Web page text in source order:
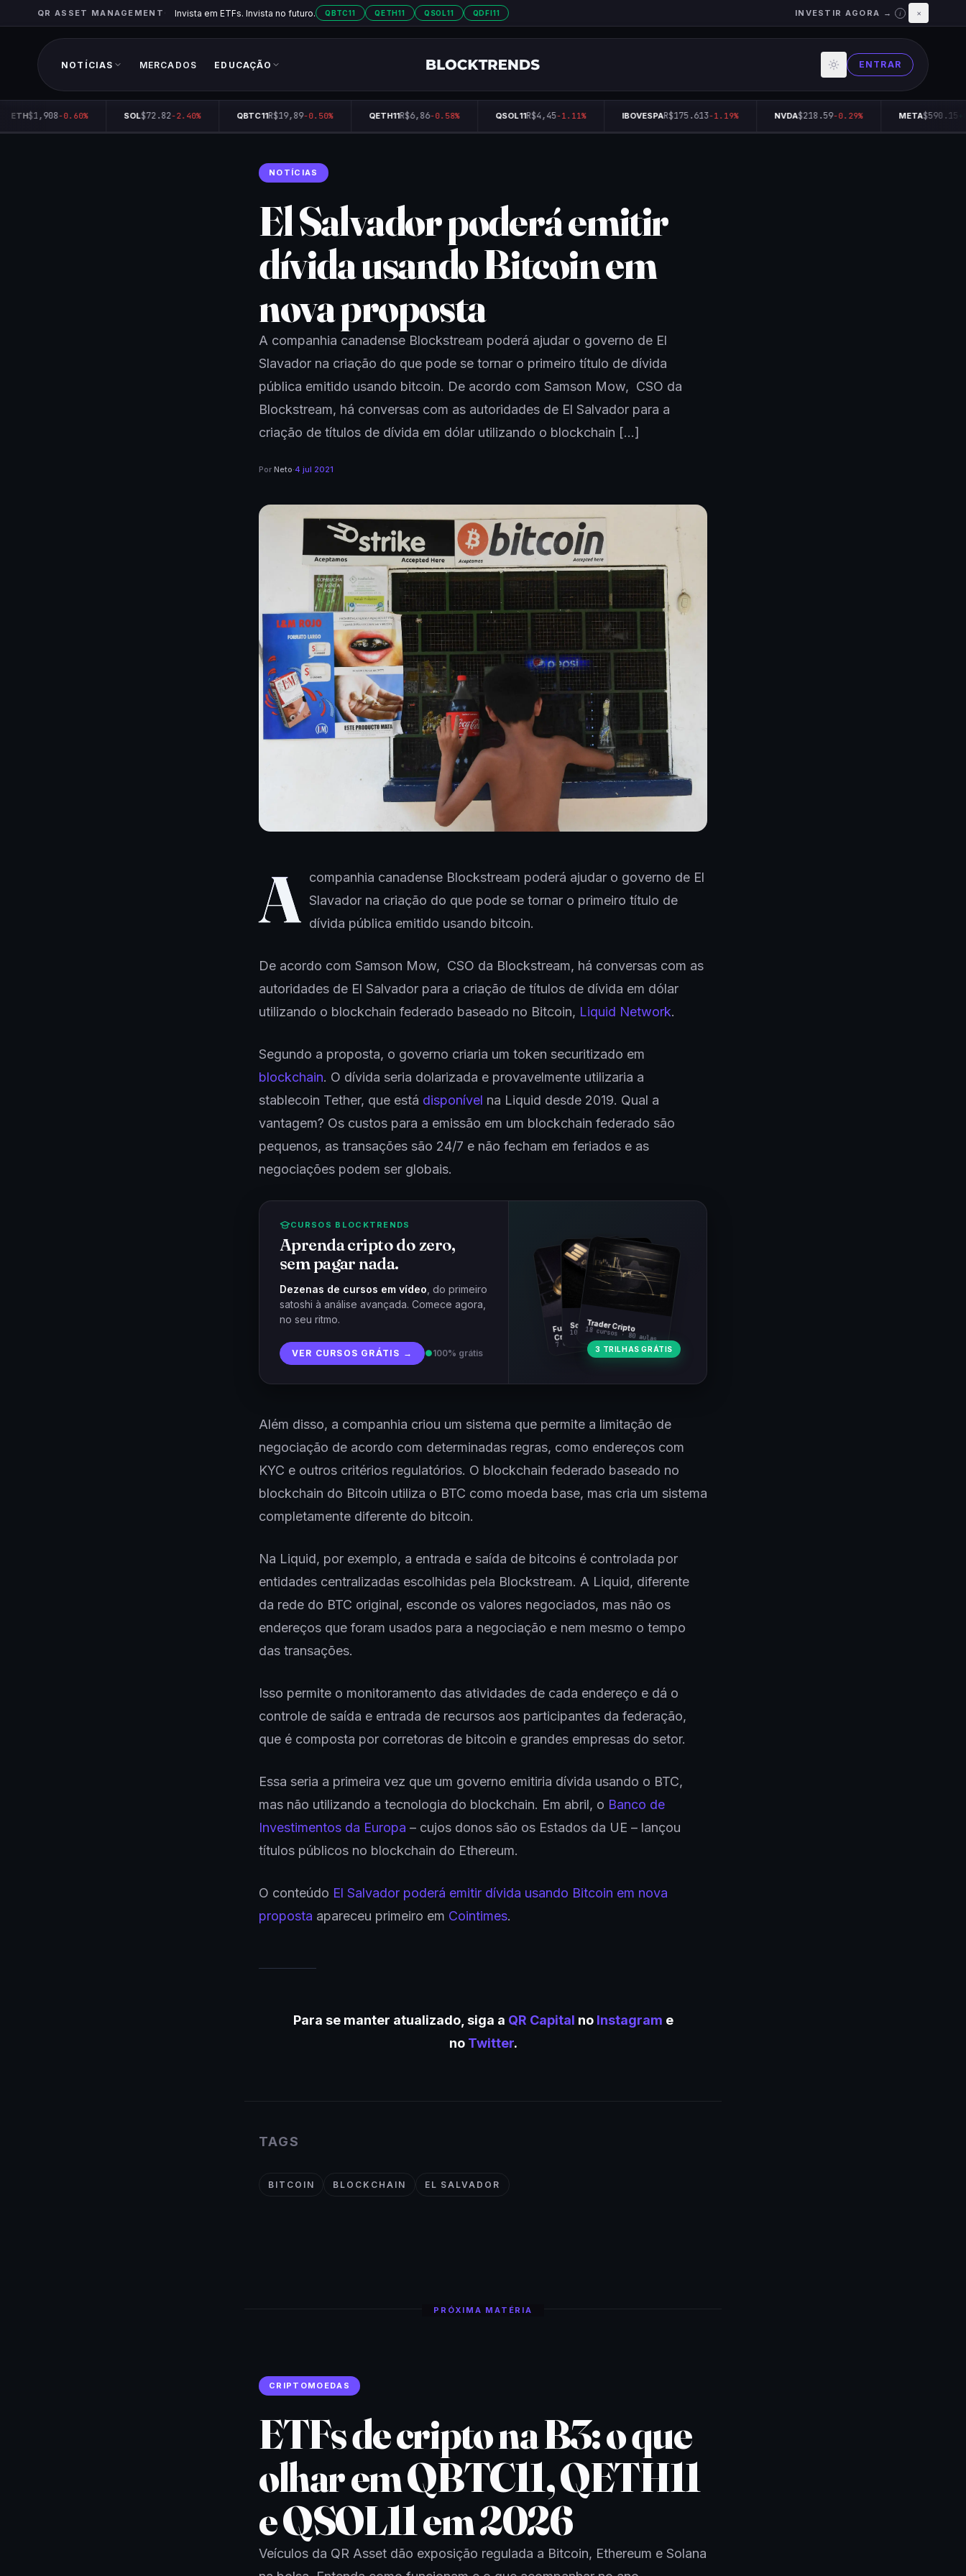
QR ASSET MANAGEMENT Invista em ETFs. Invista no futuro. QBTC11 QETH11 QSOL11 QDFI11 INVESTIR AGORA → i ×
NOTÍCIAS MERCADOS EDUCAÇÃO ENTRAR
ETH$1,908-0.60% SOL$72.82-2.40% QBTC11R$19,89-0.50% QETH11R$6,86-0.58% QSOL11R$4,45-1.11% IBOVESPAR$175.613-1.19% NVDA$218.59-0.29% META$590.15
NOTÍCIAS
El Salvador poderá emitir
dívida usando Bitcoin em
nova proposta
A companhia canadense Blockstream poderá ajudar o governo de El
Slavador na criação do que pode se tornar o primeiro título de dívida
pública emitido usando bitcoin. De acordo com Samson Mow, CSO da
Blockstream, há conversas com as autoridades de El Salvador para a
criação de títulos de dívida em dólar utilizando o blockchain […]
Por Neto·4 jul 2021
A companhia canadense Blockstream poderá ajudar o governo de El
Slavador na criação do que pode se tornar o primeiro título de
dívida pública emitido usando bitcoin.
De acordo com Samson Mow, CSO da Blockstream, há conversas com as
autoridades de El Salvador para a criação de títulos de dívida em dólar
utilizando o blockchain federado baseado no Bitcoin, Liquid Network.
Segundo a proposta, o governo criaria um token securitizado em
blockchain. O dívida seria dolarizada e provavelmente utilizaria a
stablecoin Tether, que está disponível na Liquid desde 2019. Qual a
vantagem? Os custos para a emissão em um blockchain federado são
pequenos, as transações são 24/7 e não fecham em feriados e as
negociações podem ser globais.
CURSOS BLOCKTRENDS
Aprenda cripto do zero,
sem pagar nada.
Dezenas de cursos em vídeo , do primeiro
satoshi à análise avançada. Comece agora,
no seu ritmo.
VER CURSOS GRÁTIS → ●100% grátis
Fundamentos
Cripto
7 cursos · 31 aulas
Trader Cripto
18 cursos · 80 aulas
Soberania Bitcoin
10 cursos · 44 aulas
3 TRILHAS GRÁTIS
Além disso, a companhia criou um sistema que permite a limitação de
negociação de acordo com determinadas regras, como endereços com
KYC e outros critérios regulatórios. O blockchain federado baseado no
blockchain do Bitcoin utiliza o BTC como moeda base, mas cria um sistema
completamente diferente do bitcoin.
Na Liquid, por exemplo, a entrada e saída de bitcoins é controlada por
entidades centralizadas escolhidas pela Blockstream. A Liquid, diferente
da rede do BTC original, esconde os valores negociados, mas não os
endereços que foram usados para a negociação e nem mesmo o tempo
das transações.
Isso permite o monitoramento das atividades de cada endereço e dá o
controle de saída e entrada de recursos aos participantes da federação,
que é composta por corretoras de bitcoin e grandes empresas do setor.
Essa seria a primeira vez que um governo emitiria dívida usando o BTC,
mas não utilizando a tecnologia do blockchain. Em abril, o Banco de
Investimentos da Europa – cujos donos são os Estados da UE – lançou
títulos públicos no blockchain do Ethereum.
O conteúdo El Salvador poderá emitir dívida usando Bitcoin em nova
proposta apareceu primeiro em Cointimes.
Para se manter atualizado, siga a QR Capital no Instagram e
no Twitter.
TAGS
BITCOIN BLOCKCHAIN EL SALVADOR
PRÓXIMA MATÉRIA
CRIPTOMOEDAS
ETFs de cripto na B3: o que
olhar em QBTC11, QETH11
e QSOL11 em 2026
Veículos da QR Asset dão exposição regulada a Bitcoin, Ethereum e Solana